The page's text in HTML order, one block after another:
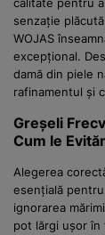
senzație
WOJAS
excepțional.
damă din piele
rafinamentul și
Greșeli
Cum le
Alegerea
esențială
ignorarea
pot lărgi ușor în